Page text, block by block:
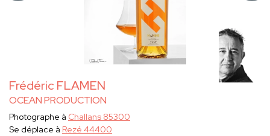
Frédéric FLAMEN
OCEAN PRODUCTION
Photographe à Challans 85300
Se déplace à Rezé 44400